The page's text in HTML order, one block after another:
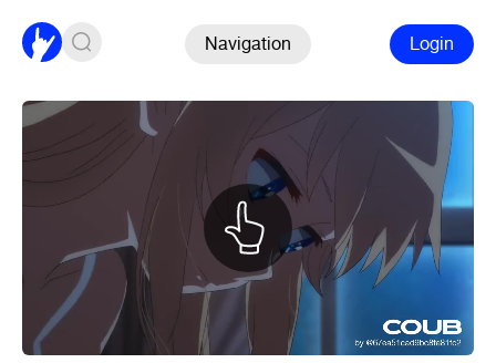
Navigation Login